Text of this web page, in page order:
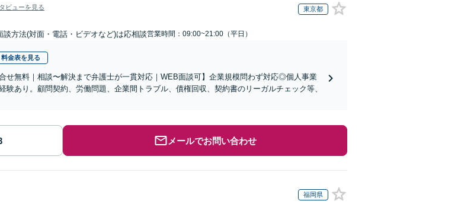
ビューを見る 東京都
談方法(対面・電話・ビデオなど)は応相談営業時間：09:00~21:00（平日）
料金表を見る
せ無料｜相談〜解決まで弁護士が一貫対応｜WEB面談可】企業規模問わず対応◎個人事業
験あり。顧問契約、労働問題、企業間トラブル、債権回収、契約書のリーガルチェック等、
メールでお問い合わせ
福岡県